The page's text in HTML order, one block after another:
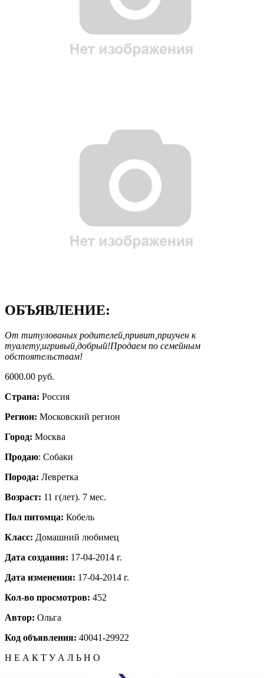
ОБЪЯВЛЕНИЕ:
От титулованых родителей,привит,приучен к
туалету,игривый,добрый!Продаем по семейным
обстоятельствам!
6000.00 руб.
Страна: Россия
Регион: Московский регион
Город: Москва
Продаю: Собаки
Порода: Левретка
Возраст: 11 г(лет). 7 мес.
Пол питомца: Кобель
Класс: Домашний любимец
Дата создания: 17-04-2014 г.
Дата изменения: 17-04-2014 г.
Кол-во просмотров: 452
Автор: Ольга
Код объявления: 40041-29922
Н Е А К Т У А Л Ь Н О